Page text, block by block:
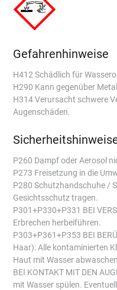
Gefahrenhinweise
H412 Schädlich für
H290 Kann gegenüber
H314 Verursacht schwere
Augenschäden.
P260 Dampf oder Aerosol
P273 Freisetzung in die
P280 Schutzhandschuhe /
Gesichtsschutz tragen.
P301+P330+P331 BEI
Erbrechen herbeiführen.
P303+P361+P353 BEI
Haar): Alle kontaminierten
Haut mit Wasser
BEI KONTAKT MIT DEN
mit Wasser spülen.